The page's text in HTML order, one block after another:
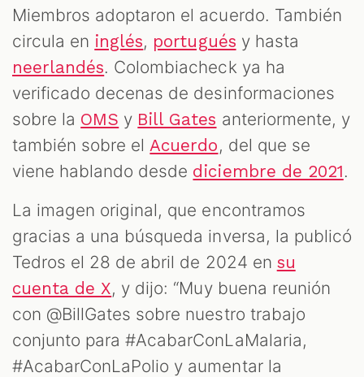
Miembros adoptaron el acuerdo. También
circula en inglés, portugués y hasta
neerlandés. Colombiacheck ya ha
verificado decenas de desinformaciones
sobre la OMS y Bill Gates anteriormente, y
también sobre el Acuerdo, del que se
viene hablando desde diciembre de 2021.
La imagen original, que encontramos
gracias a una búsqueda inversa, la publicó
Tedros el 28 de abril de 2024 en su
cuenta de X, y dijo: “Muy buena reunión
con @BillGates sobre nuestro trabajo
conjunto para #AcabarConLaMalaria,
#AcabarConLaPolio y aumentar la